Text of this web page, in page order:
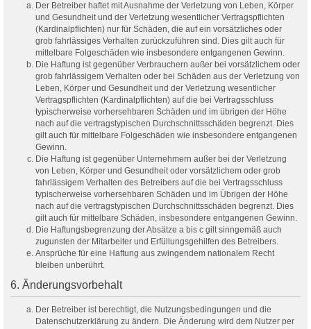
Der Betreiber haftet mit Ausnahme der Verletzung von Leben, Körper
und Gesundheit und der Verletzung wesentlicher Vertragspflichten
(Kardinalpflichten) nur für Schäden, die auf ein vorsätzliches oder
grob fahrlässiges Verhalten zurückzuführen sind. Dies gilt auch für
mittelbare Folgeschäden wie insbesondere entgangenen Gewinn.
Die Haftung ist gegenüber Verbrauchern außer bei vorsätzlichem oder
grob fahrlässigem Verhalten oder bei Schäden aus der Verletzung von
Leben, Körper und Gesundheit und der Verletzung wesentlicher
Vertragspflichten (Kardinalpflichten) auf die bei Vertragsschluss
typischerweise vorhersehbaren Schäden und im übrigen der Höhe
nach auf die vertragstypischen Durchschnittsschäden begrenzt. Dies
gilt auch für mittelbare Folgeschäden wie insbesondere entgangenen
Gewinn.
Die Haftung ist gegenüber Unternehmern außer bei der Verletzung
von Leben, Körper und Gesundheit oder vorsätzlichem oder grob
fahrlässigem Verhalten des Betreibers auf die bei Vertragsschluss
typischerweise vorhersehbaren Schäden und im Übrigen der Höhe
nach auf die vertragstypischen Durchschnittsschäden begrenzt. Dies
gilt auch für mittelbare Schäden, insbesondere entgangenen Gewinn.
Die Haftungsbegrenzung der Absätze a bis c gilt sinngemäß auch
zugunsten der Mitarbeiter und Erfüllungsgehilfen des Betreibers.
Ansprüche für eine Haftung aus zwingendem nationalem Recht
bleiben unberührt.
6. Änderungsvorbehalt
Der Betreiber ist berechtigt, die Nutzungsbedingungen und die
Datenschutzerklärung zu ändern. Die Änderung wird dem Nutzer per